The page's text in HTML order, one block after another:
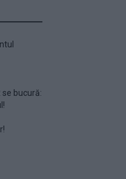
bucură: